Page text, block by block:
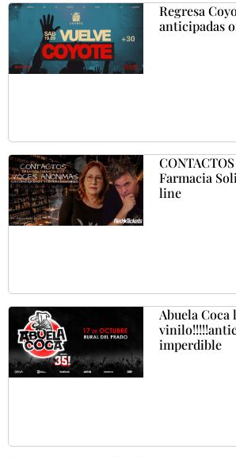
Regresa
anticipadas
Farmacia
line
Abuela Coca
imperdible